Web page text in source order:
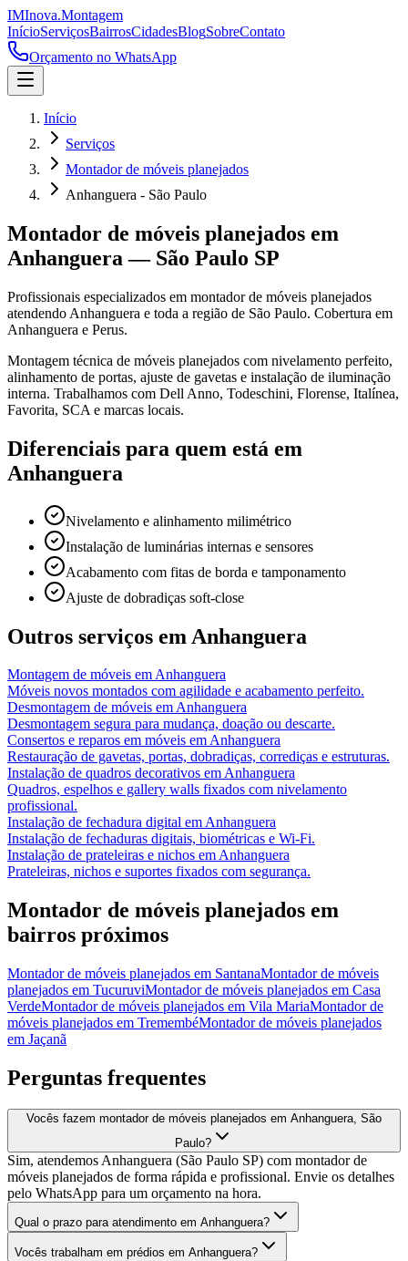
IMInova.Montagem
InícioServiçosBairrosCidadesBlogSobreContato
Orçamento no WhatsApp
Início
Serviços
Montador de móveis planejados
Anhanguera - São Paulo
Montador de móveis planejados em
Anhanguera — São Paulo SP
Profissionais especializados em montador de móveis planejados
atendendo Anhanguera e toda a região de São Paulo. Cobertura em
Anhanguera e Perus.
Montagem técnica de móveis planejados com nivelamento perfeito,
alinhamento de portas, ajuste de gavetas e instalação de iluminação
interna. Trabalhamos com Dell Anno, Todeschini, Florense, Italínea,
Favorita, SCA e marcas locais.
Diferenciais para quem está em
Anhanguera
Nivelamento e alinhamento milimétrico
Instalação de luminárias internas e sensores
Acabamento com fitas de borda e tamponamento
Ajuste de dobradiças soft-close
Outros serviços em Anhanguera
Montagem de móveis emAnhanguera
Móveis novos montados com agilidade e acabamento perfeito.
Desmontagem de móveis emAnhanguera
Desmontagem segura para mudança, doação ou descarte.
Consertos e reparos em móveis emAnhanguera
Restauração de gavetas, portas, dobradiças, corrediças e estruturas.
Instalação de quadros decorativos emAnhanguera
Quadros, espelhos e gallery walls fixados com nivelamento
profissional.
Instalação de fechadura digital emAnhanguera
Instalação de fechaduras digitais, biométricas e Wi-Fi.
Instalação de prateleiras e nichos emAnhanguera
Prateleiras, nichos e suportes fixados com segurança.
Montador de móveis planejados em
bairros próximos
Montador de móveis planejados em SantanaMontador de móveis
planejados em TucuruviMontador de móveis planejados em Casa
VerdeMontador de móveis planejados em Vila MariaMontador de
móveis planejados em TremembéMontador de móveis planejados
em Jaçanã
Perguntas frequentes
Vocês fazem montador de móveis planejados em Anhanguera, São
Paulo?
Sim, atendemos Anhanguera (São Paulo SP) com montador de
móveis planejados de forma rápida e profissional. Envie os detalhes
pelo WhatsApp para um orçamento na hora.
Qual o prazo para atendimento em Anhanguera?
Vocês trabalham em prédios em Anhanguera?